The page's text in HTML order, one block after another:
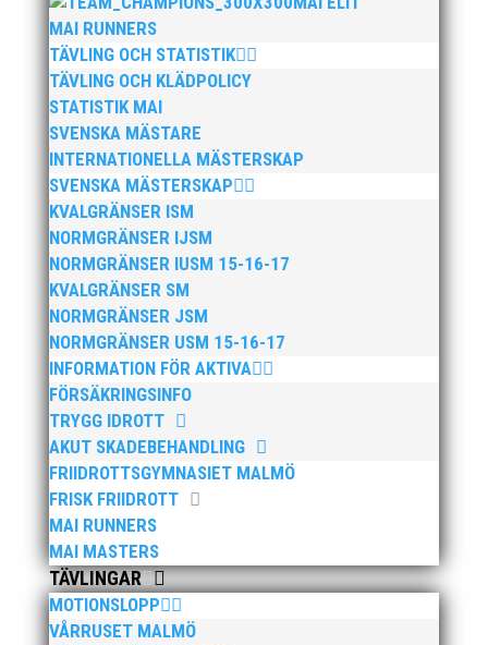
MAI RUNNERS
TÄVLING OCH STATISTIK
TÄVLING OCH KLÄDPOLICY
STATISTIK MAI
SVENSKA MÄSTARE
INTERNATIONELLA MÄSTERSKAP
SVENSKA MÄSTERSKAP
KVALGRÄNSER ISM
NORMGRÄNSER IJSM
NORMGRÄNSER IUSM 15-16-17
KVALGRÄNSER SM
NORMGRÄNSER JSM
NORMGRÄNSER USM 15-16-17
INFORMATION FÖR AKTIVA
FÖRSÄKRINGSINFO
TRYGG IDROTT
AKUT SKADEBEHANDLING
FRIIDROTTSGYMNASIET MALMÖ
FRISK FRIIDROTT
MAI RUNNERS
MAI MASTERS
TÄVLINGAR
MOTIONSLOPP
VÅRRUSET MALMÖ